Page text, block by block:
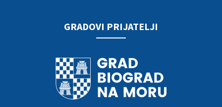
GRADOVI PRIJATELJI